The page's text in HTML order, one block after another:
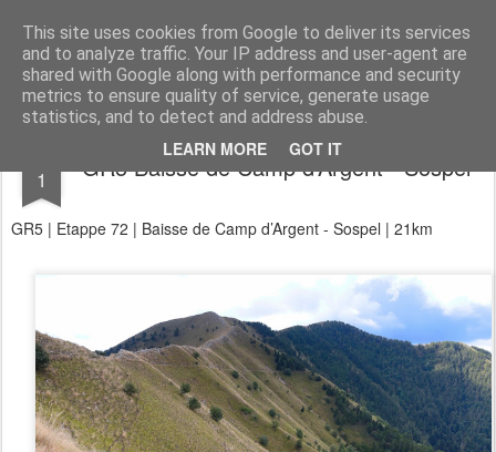
This site uses cookies from Google to deliver its services
and to analyze traffic. Your IP address and user-agent are
shared with Google along with performance and security
metrics to ensure quality of service, generate usage
statistics, and to detect and address abuse.
LEARN MORE GOT IT
Aan de wind een wandelblog
Kaart Dagtochten LAW's Buitenland E2 E9 GR12
1 GR5 Baisse de Camp d’Argent - Sospel
GR5 | Etappe 72 | Baisse de Camp d’Argent - Sospel | 21km